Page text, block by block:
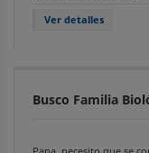
Ver detalles
Busco Familia